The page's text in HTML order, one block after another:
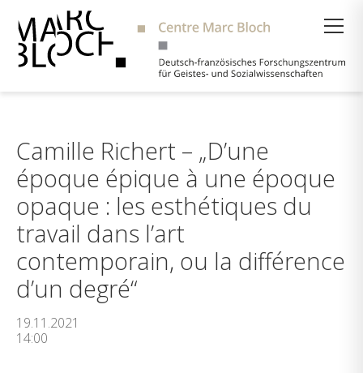
Camille Richert – „D’une
époque épique à une époque
opaque : les esthétiques du
travail dans l’art
contemporain, ou la différence
d’un degré“
19.11.2021
14:00